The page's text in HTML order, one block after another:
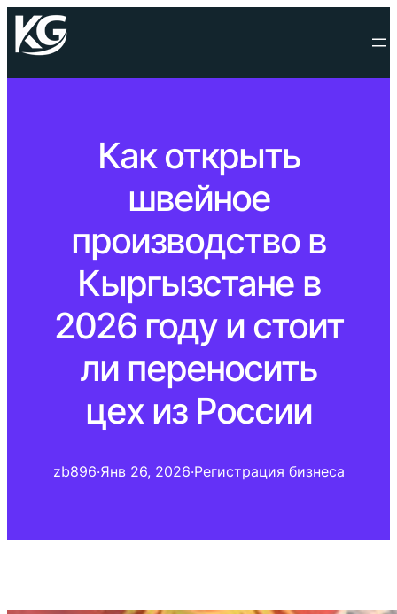
Как открыть
швейное
производство в
Кыргызстане в
2026 году и стоит
ли переносить
цех из России
zb896·Янв 26, 2026·Регистрация бизнеса